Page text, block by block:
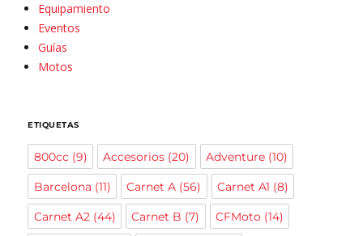
Equipamiento
Eventos
Guías
Motos
ETIQUETAS
800cc (9) Accesorios (20) Adventure (10)
Barcelona (11) Carnet A (56) Carnet A1 (8)
Carnet A2(44) Carnet B (7) CFMoto (14)